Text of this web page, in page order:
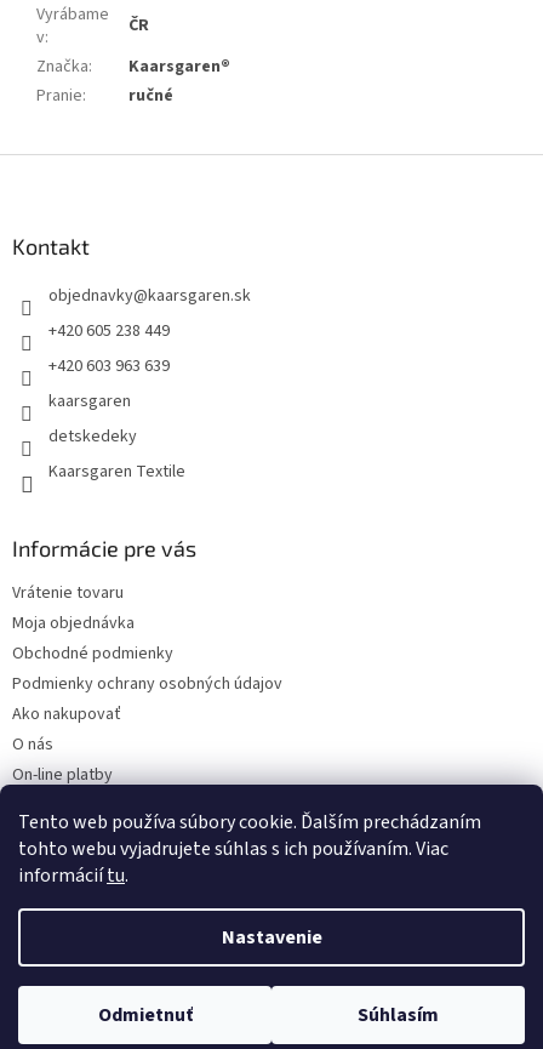
Tento web používa súbory cookie. Ďalším prechádzaním
tohto webu vyjadrujete súhlas s ich používaním. Viac
informáciítu.
Nastavenie
Odmietnuť Súhlasím
Vyrábame
v:
ČR
Značka:
Kaarsgaren®
Pranie: ručné
Kontakt
objednavky@kaarsgaren.sk
+420 605 238 449
+420 603 963 639
kaarsgaren
detskedeky
Kaarsgaren Textile
Informácie pre vás
Vrátenie tovaru
Moja objednávka
Obchodné podmienky
Podmienky ochrany osobných údajov
Ako nakupovať
O nás
On-line platby
Čo dať do kočíka v zime?
Vytvoril Shoptet
Copyright 2026Kaarsgaren.sk . Všetky práva vyhradené.